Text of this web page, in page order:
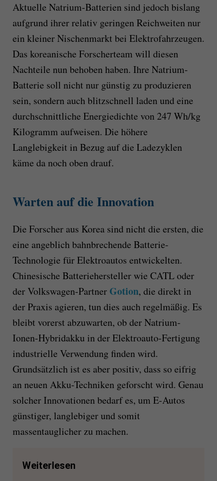
Aktuelle Natrium-Batterien sindjedoch bislang
aufgrund ihrer relativ geringen Reichweiten nur
ein kleiner Nischenmarkt bei Elektrofahrzeugen.
Das koreanische Forscherteam will diesen
Nachteile nun behoben haben. Ihre Natrium-
Batterie soll nicht nur günstig zu produzieren
sein, sondern auch blitzschnell laden und eine
durchschnittliche Energiedichte von 247 Wh/kg
Kilogramm aufweisen. Die höhere
Langlebigkeit in Bezug auf die Ladezyklen
käme da noch oben drauf.
Warten auf die Innovation
Die Forscher aus Korea sind nicht die ersten, die
eine angeblich bahnbrechende Batterie-
Technologie für Elektroautos entwickelten.
Chinesische Batteriehersteller wie CATL oder
der Volkswagen-Partner Gotion, die direkt in
der Praxis agieren, tun dies auch regelmäßig. Es
bleibt vorerst abzuwarten, ob der Natrium-
Ionen-Hybridakku in der Elektroauto-Fertigung
industrielle Verwendung finden wird.
Grundsätzlich ist es aber positiv, dass so eifrig
an neuen Akku-Techniken geforscht wird. Genau
solcher Innovationen bedarf es, um E-Autos
günstiger, langlebiger und somit
massentauglicher zu machen.
Weiterlesen